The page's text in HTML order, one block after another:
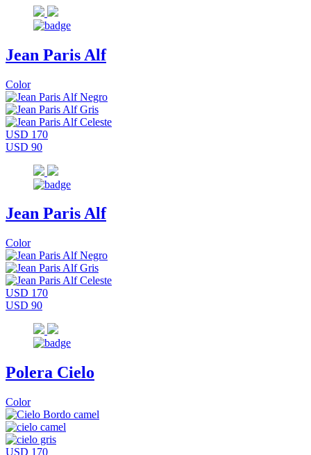
Jean Paris Alf
Color
USD 170
USD 90
Jean Paris Alf
Color
USD 170
USD 90
Polera Cielo
Color
USD 170